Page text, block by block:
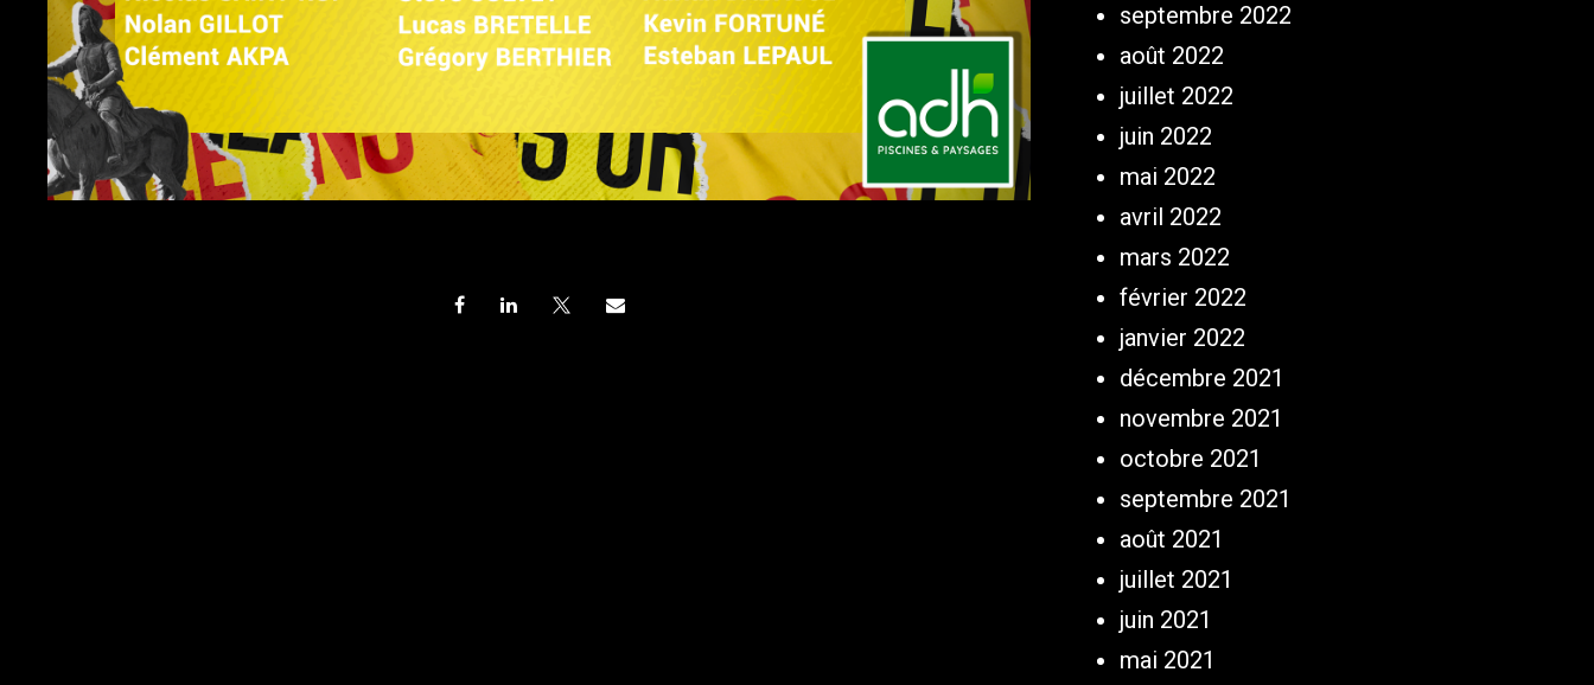
septembre 2022
août 2022
juillet 2022
juin 2022
mai 2022
avril 2022
mars 2022
février 2022
janvier 2022
décembre 2021
novembre 2021
octobre 2021
septembre 2021
août 2021
juillet 2021
juin 2021
mai 2021